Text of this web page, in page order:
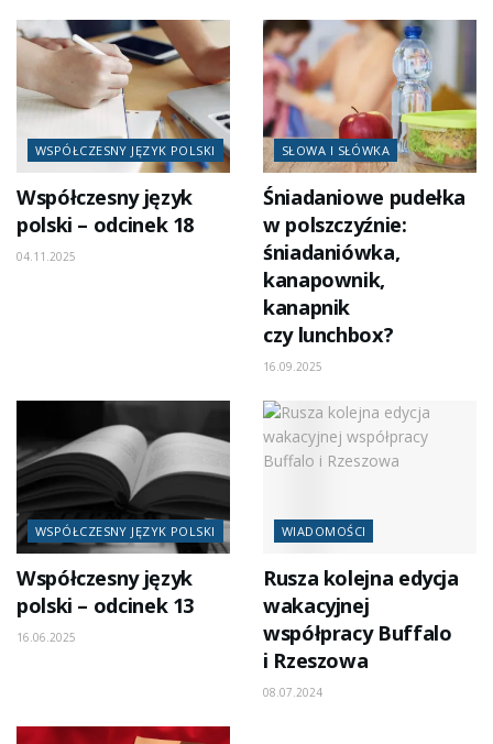
WSPÓŁCZESNY JĘZYK POLSKI
Współczesny język
polski – odcinek 18
04.11.2025
SŁOWA I SŁÓWKA
Śniadaniowe pudełka
w polszczyźnie:
śniadaniówka,
kanapownik,
kanapnik
czy lunchbox?
16.09.2025
WSPÓŁCZESNY JĘZYK POLSKI
Współczesny język
polski – odcinek 13
16.06.2025
WIADOMOŚCI
Rusza kolejna edycja
wakacyjnej
współpracy Buffalo
i Rzeszowa
08.07.2024